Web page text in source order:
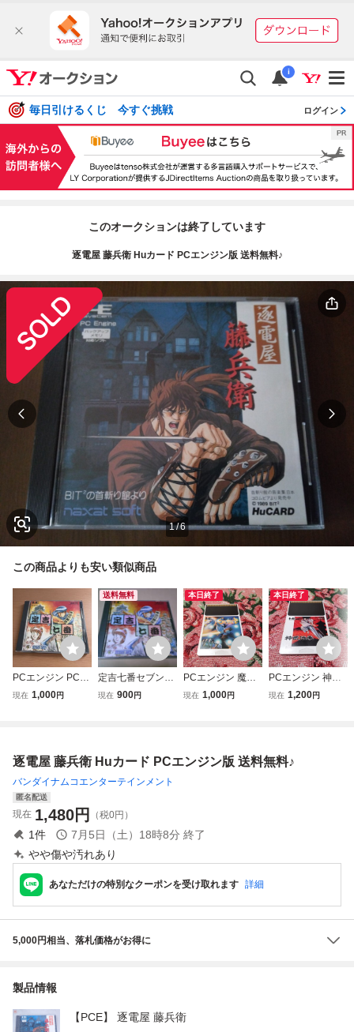
i
毎日引けるくじ 今すぐ挑戦 ログイン
このオークションは終了しています
逐電屋 藤兵衛 Huカード PCエンジン版 送料無料♪
1/6
この商品よりも安い類似商品
PCエンジン PCE
Huカード 定吉七
現在 1,000円
送料無料
定吉七番セブン
秀吉の黄金 PC
ンチャー 動作確
認済み 送料込み
現在 900円
本日終了
PCエンジン 魔界
八犬伝
現在 1,000円
本日終了
PCエンジン 神武
伝承
現在 1,200円
逐電屋 藤兵衛 Huカード PCエンジン版 送料無料♪
バンダイナムコエンターテインメント
匿名配送
現在 1,480円 （税0円）
1件 7月5日（土）18時8分 終了
やや傷や汚れあり
あなただけの特別なクーポンを受け取れます 詳細
5,000円相当、落札価格がお得に
製品情報
【PCE】 逐電屋 藤兵衛